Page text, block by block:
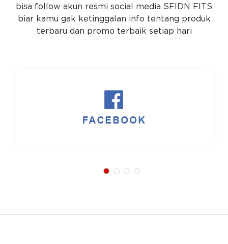
bisa follow akun resmi social media SFIDN FITS
biar kamu gak ketinggalan info tentang produk
terbaru dan promo terbaik setiap hari